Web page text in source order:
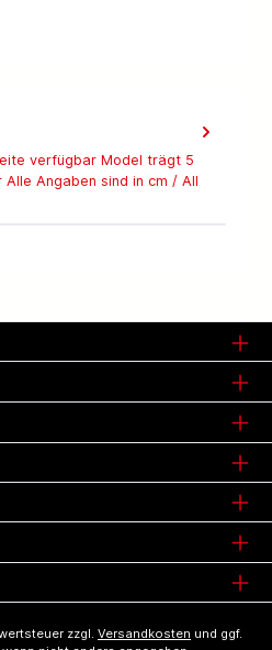
verfügbar Model trägt 5
Angaben sind in cm / All
zzgl. Versandkosten und ggf.